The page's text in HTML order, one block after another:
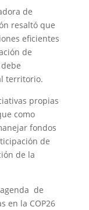
de
resaltó que
eficientes
de
territorio.
propias
como
fondos
de
de la
de
en la COP26